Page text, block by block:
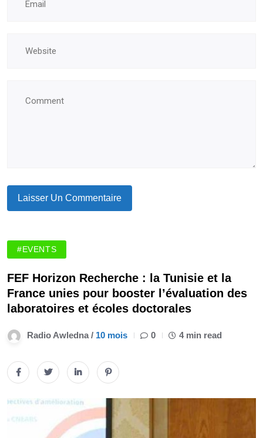
#EVENTS
FEF Horizon Recherche : la Tunisie et la
France unies pour booster l’évaluation des
laboratoires et écoles doctorales
Radio Awledna / 10 mois 0 4 min read